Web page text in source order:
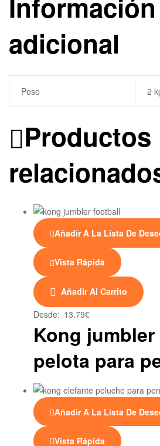
adicional
Peso 2
Productos
Añadir A La Lista De
Vista Rápida
Añadir Al Carrito
en
Desde: 13.79€
Kong
pelota para
Añadir A La Lista De
Vista Rápida